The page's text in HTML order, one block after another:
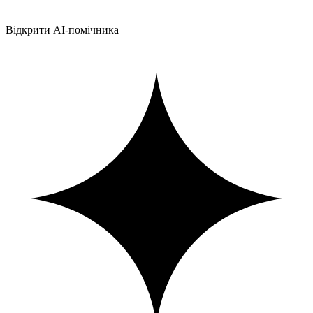
Відкрити AI-помічника